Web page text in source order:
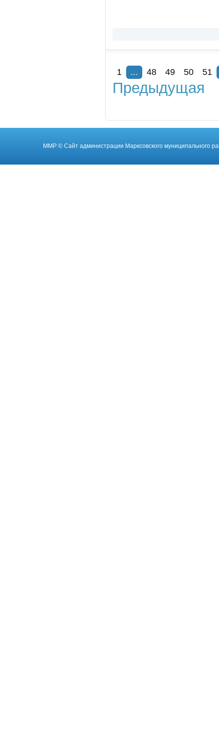
1 ... 48 49 50 51
Предыдущая
ММР © Cайт администрации Марксовского муниципального